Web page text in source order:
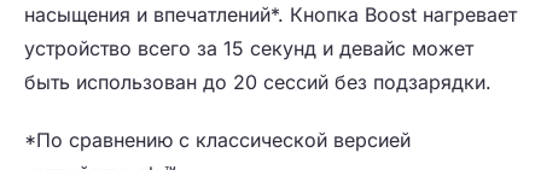
насыщения и впечатлений*. Кнопка Boost нагревает
устройство всего за 15 секунд и девайс может
быть использован до 20 сессий без подзарядки.
*По сравнению с классической версией